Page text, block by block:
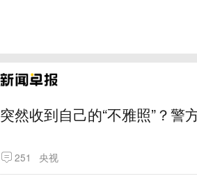
突然收到自己的“不雅照”？警
251 央视